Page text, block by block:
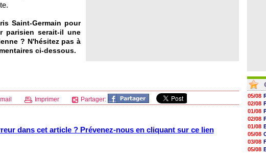
Saint-Germain pour
parisien serait-il une
? N'hésitez pas à
ci-dessous.
Imprimer Partager:
dans cet article ? Prévenez-nous en cliquant sur ce lien
05/08
02/08
01/08
02/08
01/08
05/08
03/08
05/08